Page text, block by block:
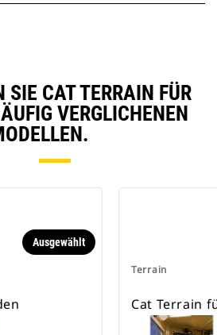
SIE CAT TERRAIN FÜR
VERGLICHENEN
Ausgewählt
Terrain
Cat Terrain